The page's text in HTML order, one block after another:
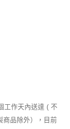
工作天內送達 ( 不
商品除外），目前